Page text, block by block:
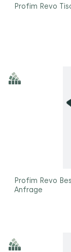
Profim Revo
Profim Revo
Anfrage